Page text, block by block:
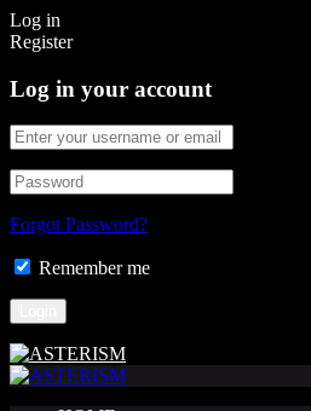
Log in
Register
Log in your account
Forgot Password?
Remember me